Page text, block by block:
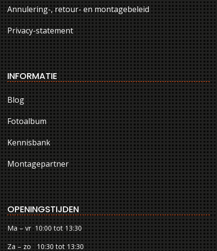
Annulering-, retour- en montagebeleid
Privacy-statement
INFORMATIE
Blog
Fotoalbum
Kennisbank
Montagepartner
OPENINGSTIJDEN
Ma – vr 10:00 tot 13:30
Za – zo 10:30 tot 13:30